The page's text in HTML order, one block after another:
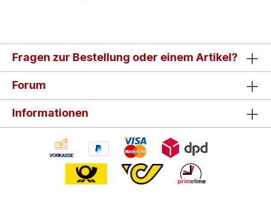
Fragen zur Bestellung oder einem Artikel?
Forum
Informationen